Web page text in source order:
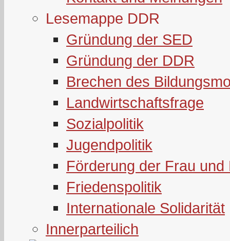
Lesemappe DDR
Gründung der SED
Gründung der DDR
Brechen des
Landwirtschaftsfrage
Sozialpolitik
Jugendpolitik
Förderung der Frau und
Friedenspolitik
Internationale Solidarität
Innerparteilich